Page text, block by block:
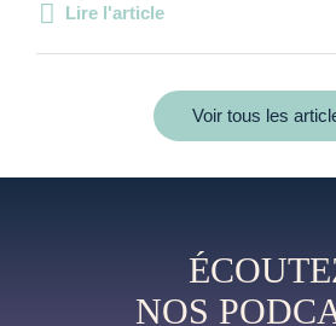
Lire l'article
Voir tous les
NOS